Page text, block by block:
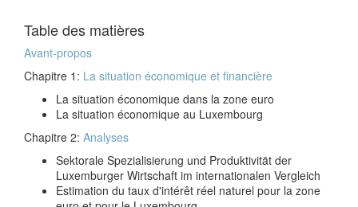
Table des matières
Avant-propos
Chapitre 1: La situation économique et financière
La situation économique dans la zone euro
La situation économique au Luxembourg
Chapitre 2: Analyses
Sektorale Spezialisierung und Produktivität der
Luxemburger Wirtschaft im internationalen Vergleich
Estimation du taux d'intérêt réel naturel pour la zone